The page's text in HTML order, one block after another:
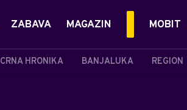
CRNA HRONIKA BANJALUKA REGION
ZABAVA MAGAZIN MOBIT